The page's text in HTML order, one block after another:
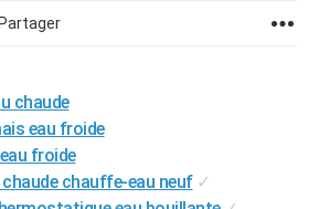
Partager
chaude
eau froide
froide
chauffe-eau neuf ✓